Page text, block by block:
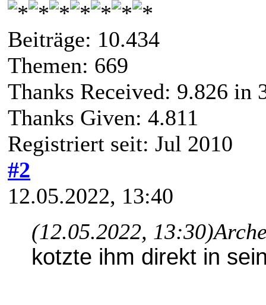
Beiträge: 10.434
Themen: 669
Thanks Received: 9.826 in
Thanks Given: 4.811
Registriert seit: Jul 2010
#2
12.05.2022, 13:40
(12.05.2022, 13:30)
kotzte ihm direkt in